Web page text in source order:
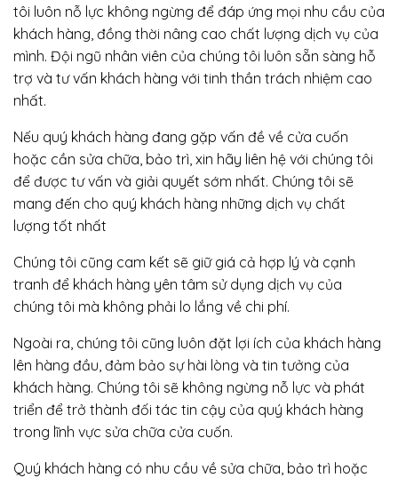
tôi luôn nỗ lực không ngừng để đáp ứng mọi nhu cầu của
khách hàng, đồng thời nâng cao chất lượng dịch vụ của
mình. Đội ngũ nhân viên của chúng tôi luôn sẵn sàng hỗ
trợ và tư vấn khách hàng với tinh thần trách nhiệm cao
nhất.
Nếu quý khách hàng đang gặp vấn đề về cửa cuốn
hoặc cần sửa chữa, bảo trì, xin hãy liên hệ với chúng tôi
để được tư vấn và giải quyết sớm nhất. Chúng tôi sẽ
mang đến cho quý khách hàng những dịch vụ chất
lượng tốt nhất
Chúng tôi cũng cam kết sẽ giữ giá cả hợp lý và cạnh
tranh để khách hàng yên tâm sử dụng dịch vụ của
chúng tôi mà không phải lo lắng về chi phí.
Ngoài ra, chúng tôi cũng luôn đặt lợi ích của khách hàng
lên hàng đầu, đảm bảo sự hài lòng và tin tưởng của
khách hàng. Chúng tôi sẽ không ngừng nỗ lực và phát
triển để trở thành đối tác tin cậy của quý khách hàng
trong lĩnh vực sửa chữa cửa cuốn.
Quý khách hàng có nhu cầu về sửa chữa, bảo trì hoặc